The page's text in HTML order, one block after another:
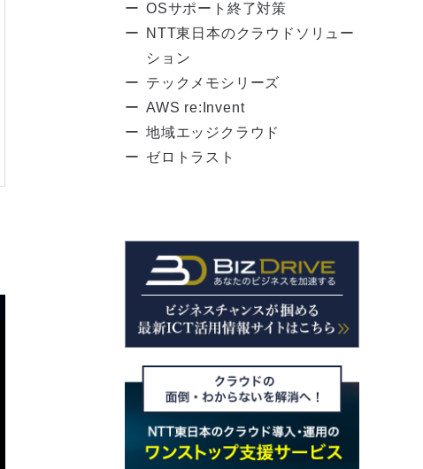
OSサポート終了対策
NTT東日本のクラウドソリュー
ション
テックメモシリーズ
AWS re:Invent
地域エッジクラウド
ゼロトラスト